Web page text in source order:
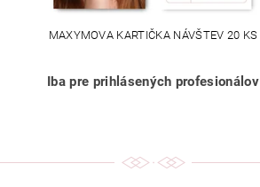
MAXYMOVA KARTIČKA NÁVŠTEV 20 KS
Iba pre prihlásených profesionálov